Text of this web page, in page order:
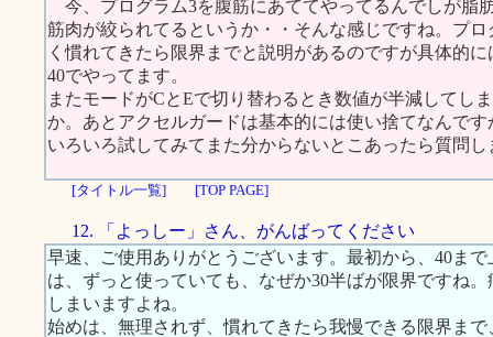
今、プログラム3を腹筋にあててやってるんでしが脂
筋肉が絞られてるというか・・そんな感じですね。プ
く慣れてきたら限界までと説明があるのですが具体的
40でやってます。
またモードがCとEで切り替わるとき数値が半減してし
か。あとアクセルガードは基本的には使い捨てなんで
いろいろ試してみてまた分からないとこあったら質問
[タイトル一覧] [TOP PAGE]
12. 「よっしー」さん、がんばってください
早速、ご使用ありがとうございます。最初から、40ま
は、ずっと使っていても、なぜか30半ばが限界ですね
しまいますよね。
始めは、無理されず、慣れてきたら我慢できる限界ま